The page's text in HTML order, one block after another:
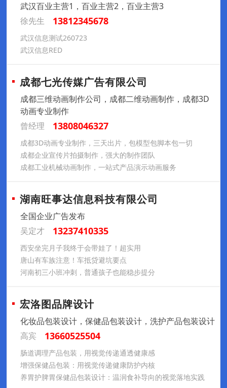
武汉百业主营1，百业主营2，百业主营3
徐先生
13812345678
武汉信息测试260723
武汉信息RED
成都七光传媒广告有限公司
成都三维动画制作公司，成都二维动画制作，成都3D
动画专业制作
曾经理
13808046327
成都3D动画专业制作，三天出片，包模型包脚本包一切
成都企业宣传片拍摄制作，强大的制作团队
成都工业机械动画制作，一站式产品演示动画服务
湖南旺事达信息科技有限公司
全国企业广告发布
吴定才
13237410335
西安坐完月子我终于会带娃了！超实用
唐山有车族注意！车抵贷避坑要点
河南初三小班冲刺，普通孩子也能稳步提分
宏洛图品牌设计
化妆品包装设计，保健品包装设计，洗护产品包装设计
高宾
13660525504
肠道调理产品包装，用视觉传递通透健康感
增强保健品包装：用视觉传递健康防护内核
养胃护脾胃保健品包装设计：温润食补导向的视觉落地实践